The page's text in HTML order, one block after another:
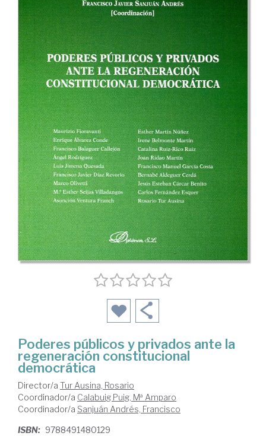
Poderes públicos y privados ante la
regeneración constitucional
democrática
Director/a Tur Ausina, Rosario
Coordinador/a Calabuig Puig, Mª Amparo
Coordinador/a Sanjuán Andrés, Francisco
ISBN: 9788491480129